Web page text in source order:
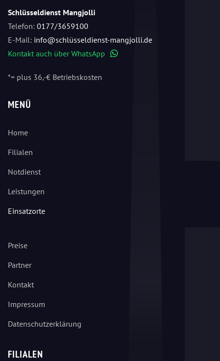
Schlüsseldienst Mangjolli
Telefon: 0177/3659100
E-Mail: info@schlüsseldienst-mangjolli.de
Kontakt auch über WhatsApp
*= plus 36,-€ Betriebskosten
MENÜ
Home
Filialen
Notdienst
Leistungen
Einsatzorte
Preise
Partner
Kontakt
Impressum
Datenschutzerklärung
FILIALEN